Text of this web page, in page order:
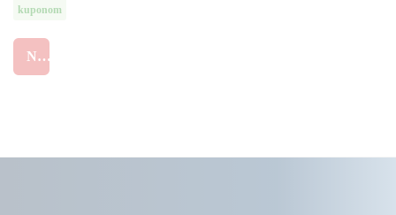
78kuponom
NARUČI